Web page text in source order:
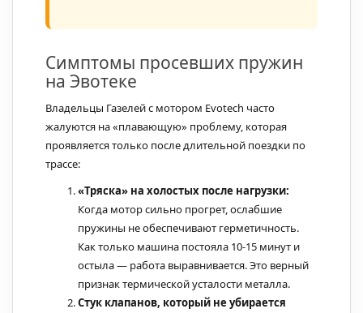
Симптомы просевших пружин
на Эвотеке
Владельцы Газелей с мотором Evotech часто
жалуются на «плавающую» проблему, которая
проявляется только после длительной поездки по
трассе:
«Тряска» на холостых после нагрузки:
Когда мотор сильно прогрет, ослабшие
пружины не обеспечивают герметичность.
Как только машина постояла 10-15 минут и
остыла — работа выравнивается. Это верный
признак термической усталости металла.
Стук клапанов, который не убирается